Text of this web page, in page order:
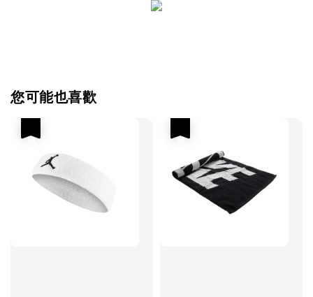
您可能也喜歡